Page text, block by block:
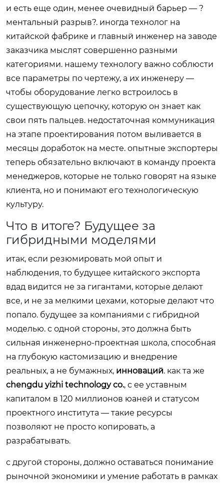
и есть еще один, менее очевидный барьер — ?
ментальный разрыв?. иногда технолог на
китайской фабрике и главный инженер на заводе
заказчика мыслят совершенно разными
категориями. нашему технологу важно соблюсти
все параметры по чертежу, а их инженеру —
чтобы оборудование легко встроилось в
существующую цепочку, которую он знает как
свои пять пальцев. недостаточная коммуникация
на этапе проектирования потом выливается в
месяцы доработок на месте. опытные экспортеры
теперь обязательно включают в команду проекта
менеджеров, которые не только говорят на языке
клиента, но и понимают его технологическую
культуру.
Что в итоге? Будущее за
гибридными моделями
итак, если резюмировать мой опыт и
наблюдения, то будущее китайского экспорта
вдад видится не за гигантами, которые делают
все, и не за мелкими цехами, которые делают что
попало. будущее за компаниями с гибридной
моделью. с одной стороны, это должна быть
сильная инженерно-проектная школа, способная
на глубокую кастомизацию и внедрение
реальных, а не бумажных, инноваций. как та же
chengdu yizhi technology co., с ее уставным
капиталом в 120 миллионов юаней и статусом
проектного института — такие ресурсы
позволяют не просто копировать, а
разрабатывать.
с другой стороны, должно оставаться понимание
рыночной экономики и умение работать в рамках